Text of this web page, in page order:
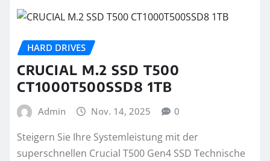
HARD DRIVES
CRUCIAL M.2 SSD T500
CT1000T500SSD8 1TB
Admin Nov. 14, 2025 0
Steigern Sie Ihre Systemleistung mit der
superschnellen Crucial T500 Gen4 SSD Technische